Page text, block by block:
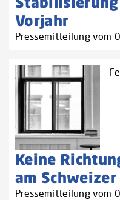
Vorjahr
Pressemitteilung vom
Keine
am
Pressemitteilung vom